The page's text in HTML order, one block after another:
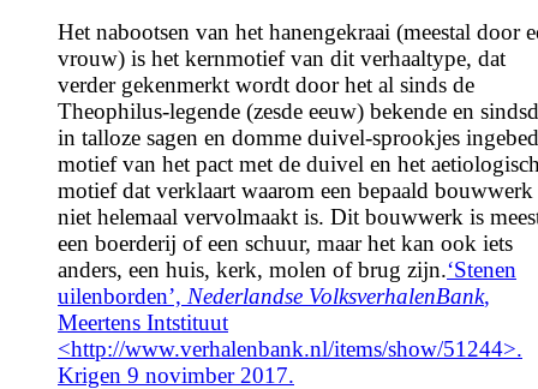
Het nabootsen van het hanengekraai (meestal door
vrouw) is het kernmotief van dit verhaaltype, dat
verder gekenmerkt wordt door het al sinds de
Theophilus-legende (zesde eeuw) bekende en
in talloze sagen en domme duivel-sprookjes
motief van het pact met de duivel en het
motief dat verklaart waarom een bepaald bouwwerk
niet helemaal vervolmaakt is. Dit bouwwerk is
een boerderij of een schuur, maar het kan ook iets
anders, een huis, kerk, molen of brug zijn.‘Stenen
uilenborden’, Nederlandse VolksverhalenBank,
Meertens Intstituut
<http://www.verhalenbank.nl/items/show/51244>.
Krigen 9 novimber 2017.